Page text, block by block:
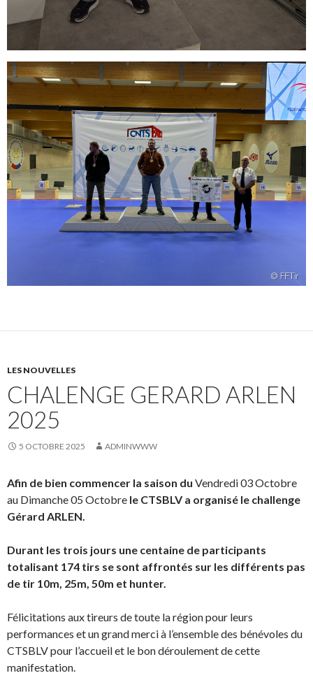
LES NOUVELLES
CHALENGE GERARD ARLEN
2025
5 OCTOBRE 2025 ADMINWWW
Afin de bien commencer la saison du Vendredi 03 Octobre
au Dimanche 05 Octobre le CTSBLV a organisé le challenge
Gérard ARLEN.
Durant les trois jours une centaine de participants
totalisant 174 tirs se sont affrontés sur les différents pas
de tir 10m, 25m, 50m et hunter.
Félicitations aux tireurs de toute la région pour leurs
performances et un grand merci à l’ensemble des bénévoles du
CTSBLV pour l’accueil et le bon déroulement de cette
manifestation.